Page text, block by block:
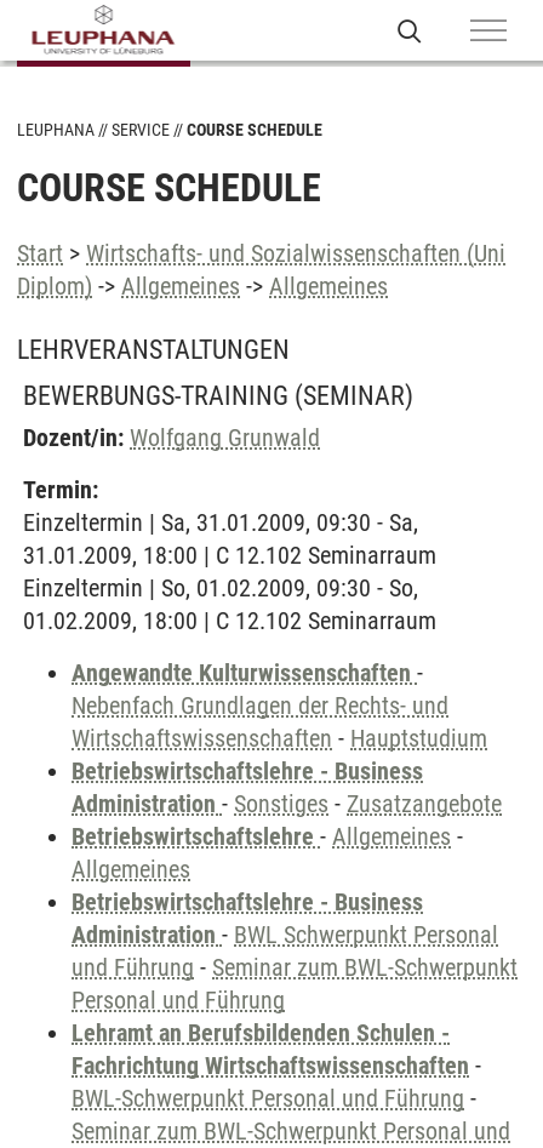
LEUPHANA SERVICE COURSE SCHEDULE
COURSE SCHEDULE
Start > Wirtschafts- und Sozialwissenschaften (Uni
Diplom) -> Allgemeines -> Allgemeines
LEHRVERANSTALTUNGEN
BEWERBUNGS-TRAINING (SEMINAR)
Dozent/in: Wolfgang Grunwald
Termin:
Einzeltermin | Sa, 31.01.2009, 09:30 - Sa,
31.01.2009, 18:00 | C 12.102 Seminarraum
Einzeltermin | So, 01.02.2009, 09:30 - So,
01.02.2009, 18:00 | C 12.102 Seminarraum
Angewandte Kulturwissenschaften -
Nebenfach Grundlagen der Rechts- und
Wirtschaftswissenschaften - Hauptstudium
Betriebswirtschaftslehre - Business
Administration - Sonstiges - Zusatzangebote
Betriebswirtschaftslehre - Allgemeines -
Allgemeines
Betriebswirtschaftslehre - Business
Administration - BWL Schwerpunkt Personal
und Führung - Seminar zum BWL-Schwerpunkt
Personal und Führung
Lehramt an Berufsbildenden Schulen -
Fachrichtung Wirtschaftswissenschaften -
BWL-Schwerpunkt Personal und Führung -
Seminar zum BWL-Schwerpunkt Personal und